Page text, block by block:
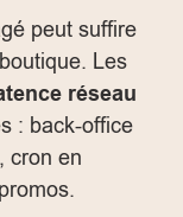
peut suffire
Les
réseau
: back-office
cron en